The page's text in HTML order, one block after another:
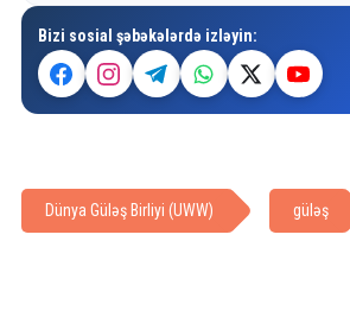
Bizi sosial şəbəkələrdə izləyin:
Dünya Güləş Birliyi (UWW) güləş